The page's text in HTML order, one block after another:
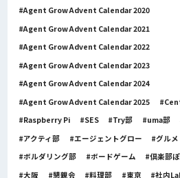
Agent Grow Advent Calendar 2020
Agent Grow Advent Calendar 2021
Agent Grow Advent Calendar 2022
Agent Grow Advent Calendar 2023
Agent Grow Advent Calendar 2024
Agent Grow Advent Calendar 2025
Raspberry Pi
SES Try部 uma部
アクティ部
エージェントグロー グルメ
ボルダリング部
ボードゲーム 倶楽部
大阪
懇親会 料理部 東京 社内